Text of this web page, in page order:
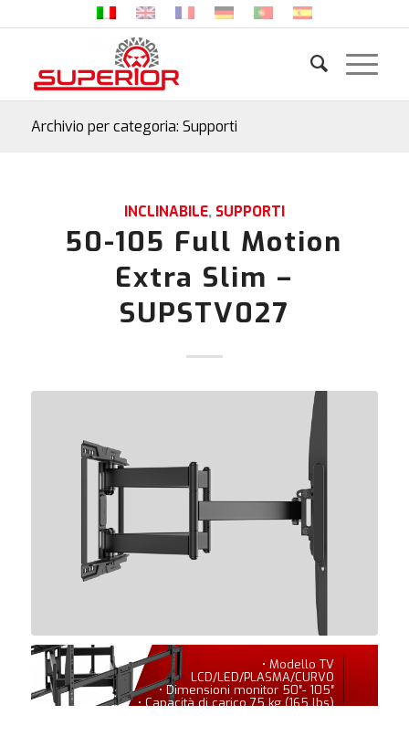
Archivio per categoria: Supporti
INCLINABILE, SUPPORTI
50-105 Full Motion
Extra Slim –
SUPSTV027
• Modello TV
LCD/LED/PLASMA/CURVO
• Dimensioni monitor 50″- 105″
• Capacità di carico 75 kg (165 lbs)